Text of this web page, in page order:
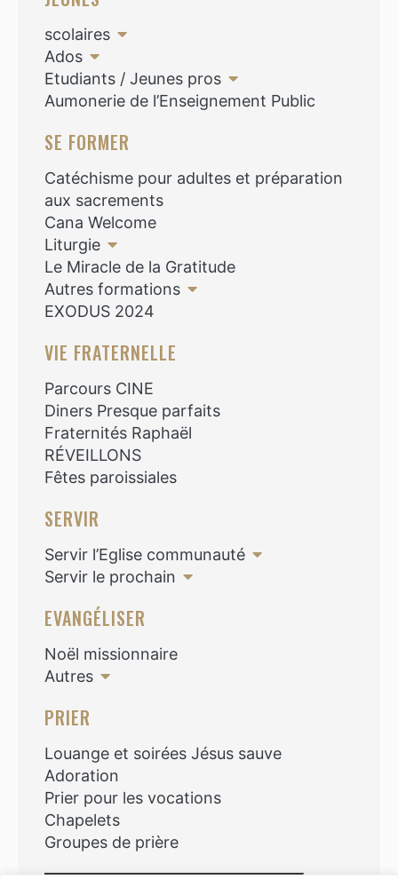
scolaires
Ados
Etudiants / Jeunes pros
Aumonerie de l’Enseignement Public
SE FORMER
Catéchisme pour adultes et préparation
aux sacrements
Cana Welcome
Liturgie
Le Miracle de la Gratitude
Autres formations
EXODUS 2024
VIE FRATERNELLE
Parcours CINE
Diners Presque parfaits
Fraternités Raphaël
RÉVEILLONS
Fêtes paroissiales
SERVIR
Servir l’Eglise communauté
Servir le prochain
EVANGÉLISER
Noël missionnaire
Autres
PRIER
Louange et soirées Jésus sauve
Adoration
Prier pour les vocations
Chapelets
Groupes de prière